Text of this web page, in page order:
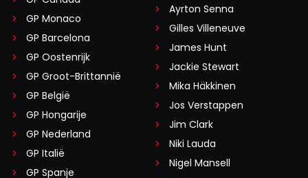
GP Monaco
GP Barcelona
GP Oostenrijk
GP Groot-Brittannië
GP België
GP Hongarije
GP Nederland
GP Italië
GP Spanje
Ayrton Senna
Gilles Villeneuve
James Hunt
Jackie Stewart
Mika Häkkinen
Jos Verstappen
Jim Clark
Niki Lauda
Nigel Mansell